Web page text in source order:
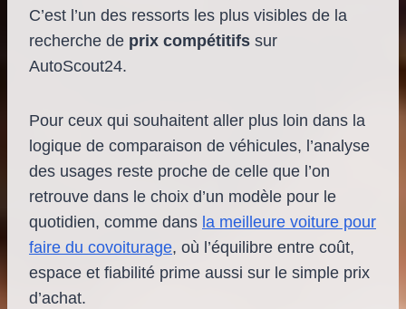
C’est l’un des ressorts les plus visibles de la
recherche de prix compétitifs sur
AutoScout24.
Pour ceux qui souhaitent aller plus loin dans la
logique de comparaison de véhicules, l’analyse
des usages reste proche de celle que l’on
retrouve dans le choix d’un modèle pour le
quotidien, comme dans la meilleure voiture pour
faire du covoiturage, où l’équilibre entre coût,
espace et fiabilité prime aussi sur le simple prix
d’achat.